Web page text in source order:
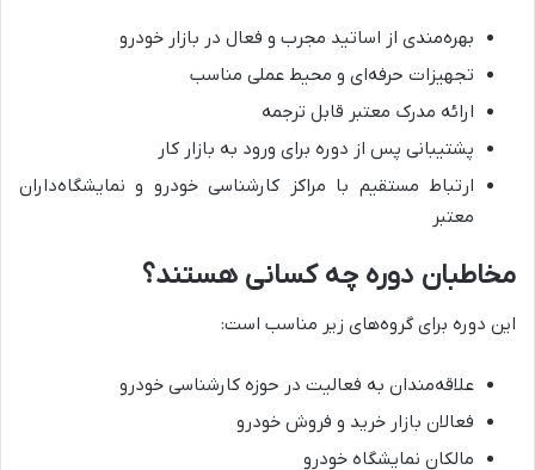
بهره‌مندی از اساتید مجرب و فعال در بازار خودرو
تجهیزات حرفه‌ای و محیط عملی مناسب
ارائه مدرک معتبر قابل ترجمه
پشتیبانی پس از دوره برای ورود به بازار کار
ارتباط مستقیم با مراکز کارشناسی خودرو و نمایشگاه‌داران
معتبر
مخاطبان دوره چه کسانی هستند؟
این دوره برای گروه‌های زیر مناسب است:
علاقه‌مندان به فعالیت در حوزه کارشناسی خودرو
فعالان بازار خرید و فروش خودرو
مالکان نمایشگاه‌ خودرو